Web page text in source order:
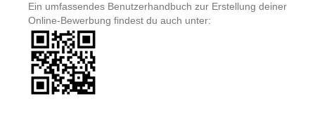
Ein umfassendes Benutzerhandbuch zur Erstellung deiner
Online-Bewerbung findest du auch unter: